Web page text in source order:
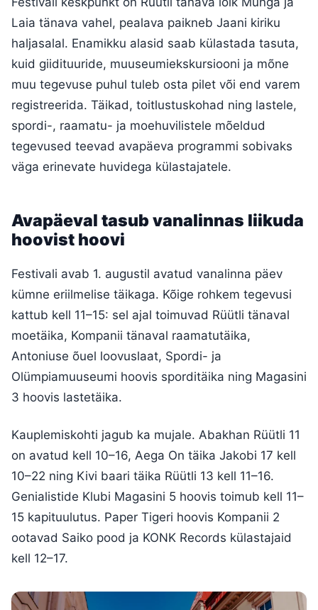
Laia tänava vahel, pealava paikneb Jaani kiriku
haljasalal. Enamikku alasid saab külastada tasuta,
kuid giidituuride, muuseumiekskursiooni ja mõne
muu tegevuse puhul tuleb osta pilet või end varem
registreerida. Täikad, toitlustuskohad ning lastele,
spordi-, raamatu- ja moehuvilistele mõeldud
tegevused teevad avapäeva programmi sobivaks
väga erinevate huvidega külastajatele.
Avapäeval tasub vanalinnas liikuda
hoovist hoovi
Festivali avab 1. augustil avatud vanalinna päev
kümne eriilmelise täikaga. Kõige rohkem tegevusi
kattub kell 11–15: sel ajal toimuvad Rüütli tänaval
moetäika, Kompanii tänaval raamatutäika,
Antoniuse õuel loovuslaat, Spordi- ja
Olümpiamuuseumi hoovis sporditäika ning Magasini
3 hoovis lastetäika.
Kauplemiskohti jagub ka mujale. Abakhan Rüütli 11
on avatud kell 10–16, Aega On täika Jakobi 17 kell
10–22 ning Kivi baari täika Rüütli 13 kell 11–16.
Genialistide Klubi Magasini 5 hoovis toimub kell 11–
15 kapituulutus. Paper Tigeri hoovis Kompanii 2
ootavad Saiko pood ja KONK Records külastajaid
kell 12–17.